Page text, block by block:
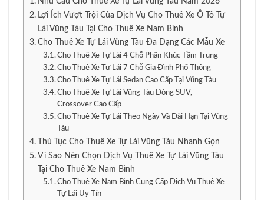
Lợi Ích Vượt Trội Của Dịch Vụ Cho Thuê Xe Ô Tô Tự
Lái Vũng Tàu Tại Cho Thuê Xe Nam Bình
Cho Thuê Xe Tự Lái Vũng Tàu Đa Dạng Các Mẫu Xe
Cho Thuê Xe Tự Lái 4 Chỗ Phân Khúc Tầm Trung
Cho Thuê Xe Tự Lái 7 Chỗ Gia Đình Phổ Thông
Cho Thuê Xe Tự Lái Sedan Cao Cấp Tại Vũng Tàu
Cho Thuê Xe Tự Lái Vũng Tàu Dòng SUV,
Crossover Cao Cấp
Cho Thuê Xe Tự Lái Theo Ngày Và Dài Hạn Tại Vũng
Tàu
Thủ Tục Cho Thuê Xe Tự Lái Vũng Tàu Nhanh Gọn
Vì Sao Nên Chọn Dịch Vụ Thuê Xe Tự Lái Vũng Tàu
Tại Cho Thuê Xe Nam Bình
Cho Thuê Xe Nam Bình Cung Cấp Dịch Vụ Thuê Xe
Tự Lái Uy Tín